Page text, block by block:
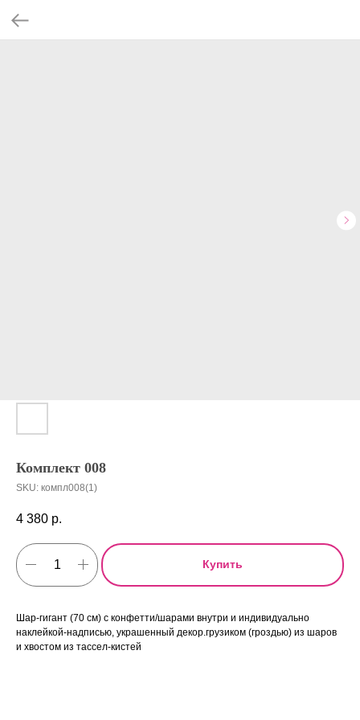
Комплект 008
SKU: компл008(1)
4 380 р.
Купить
Шар-гигант (70 см) с конфетти/шарами внутри и индивидуально
наклейкой-надписью, украшенный декор.грузиком (гроздью) из шаров
и хвостом из тассел-кистей